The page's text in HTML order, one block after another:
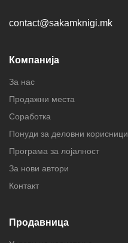
contact@sakamknigi.mk
Компанија
За нас
Продажни места
Соработка
Понуди за деловни корисници
Програма за лојалност
За нови автори
Контакт
Продавница